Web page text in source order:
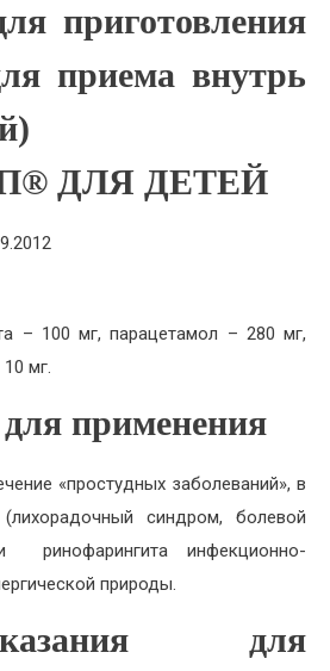
приготовления
приема внутрь
ДЛЯ ДЕТЕЙ
– 100 мг, парацетамол – 280 мг,
мг.
применения
«простудных заболеваний», в
синдром, болевой
ринофарингита инфекционно-
природы.
для